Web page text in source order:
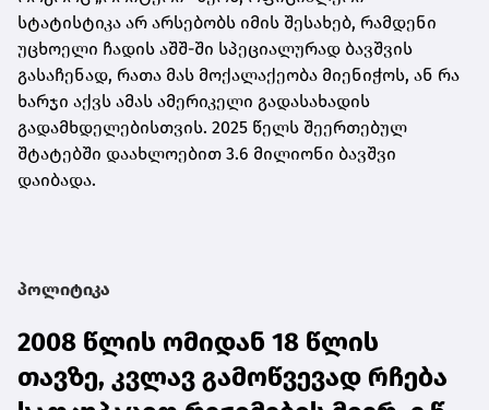
სტატისტიკა არ არსებობს იმის შესახებ, რამდენი
უცხოელი ჩადის აშშ-ში სპეციალურად ბავშვის
გასაჩენად, რათა მას მოქალაქეობა მიენიჭოს, ან რა
ხარჯი აქვს ამას ამერიკელი გადასახადის
გადამხდელებისთვის. 2025 წელს შეერთებულ
შტატებში დაახლოებით 3.6 მილიონი ბავშვი
დაიბადა.
პოლიტიკა
2008 წლის ომიდან 18 წლის
თავზე, კვლავ გამოწვევად რჩება